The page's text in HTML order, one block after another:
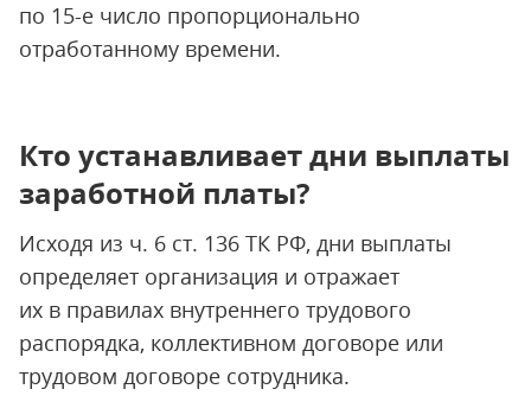
по 15-е число пропорционально
отработанному времени.
Кто устанавливает дни выплаты
заработной платы?
Исходя из ч. 6 ст. 136 ТК РФ, дни выплаты
определяет организация и отражает
их в правилах внутреннего трудового
распорядка, коллективном договоре или
трудовом договоре сотрудника.